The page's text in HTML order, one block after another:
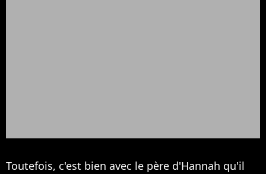
Toutefois, c'est bien avec le père d'Hannah qu'il